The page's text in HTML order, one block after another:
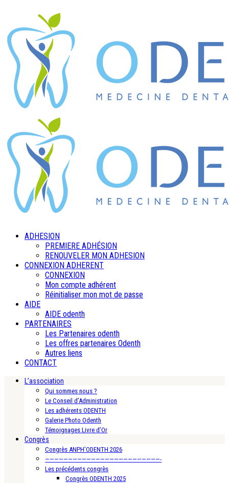
ADHESION
PREMIERE ADHÉSION
RENOUVELER MON ADHESION
CONNEXION ADHERENT
CONNEXION
Mon compte adhérent
Réinitialiser mon mot de passe
AIDE
AIDE odenth
PARTENAIRES
Les Partenaires odenth
Les offres partenaires Odenth
Autres liens
CONTACT
L’association
Qui sommes nous ?
Le Conseil d’Administration
Les adhérents ODENTH
Galerie Photo Odenth
Témoignages Livre d’Or
Congrès
Congrès ANPH’ODENTH 2026
—————————————————————————-
Les précédents congrès
Congrès ODENTH 2025